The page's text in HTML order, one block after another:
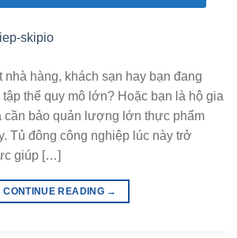
nhà hàng, khách sạn hay bạn đang
tập thể quy mô lớn? Hoặc bạn là hộ gia
cần bảo quản lượng lớn thực phẩm
Tủ đông công nghiệp lúc này trở
giúp […]
CONTINUE READING →